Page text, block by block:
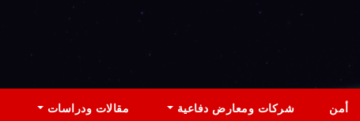
أمن شركات ومعارض دفاعية مقالات ودراسات